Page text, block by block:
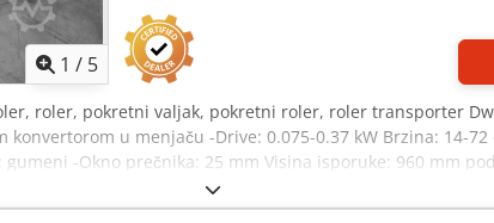
1 / 5
roler, pokretni valjak, pokretni roler, roler transporter
u menjaču -Drive: 0.075-0.37 kW Brzina: 14-
-Okno prečnika: 25 mm Visina isporuke: 960 mm